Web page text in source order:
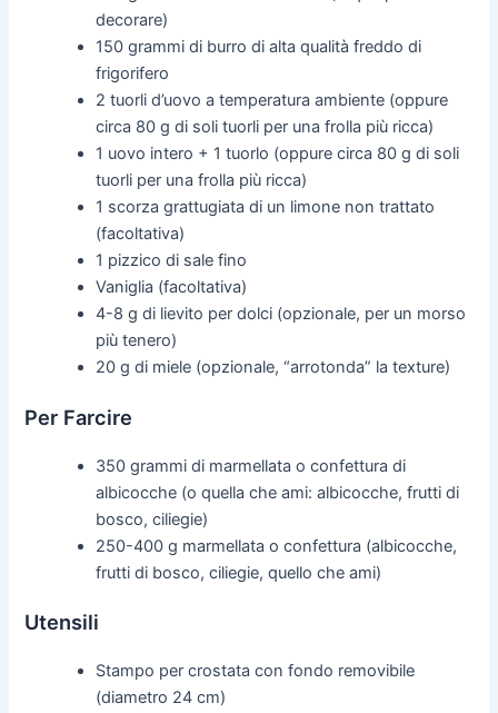
decorare)
150 grammi di burro di alta qualità freddo di
frigorifero
2 tuorli d’uovo a temperatura ambiente (oppure
circa 80 g di soli tuorli per una frolla più ricca)
1 uovo intero + 1 tuorlo (oppure circa 80 g di soli
tuorli per una frolla più ricca)
1 scorza grattugiata di un limone non trattato
(facoltativa)
1 pizzico di sale fino
Vaniglia (facoltativa)
4-8 g di lievito per dolci (opzionale, per un morso
più tenero)
20 g di miele (opzionale, “arrotonda” la texture)
Per Farcire
350 grammi di marmellata o confettura di
albicocche (o quella che ami: albicocche, frutti di
bosco, ciliegie)
250-400 g marmellata o confettura (albicocche,
frutti di bosco, ciliegie, quello che ami)
Utensili
Stampo per crostata con fondo removibile
(diametro 24 cm)